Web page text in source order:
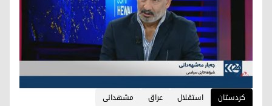
کردستان استقلال عراق مشهدانی